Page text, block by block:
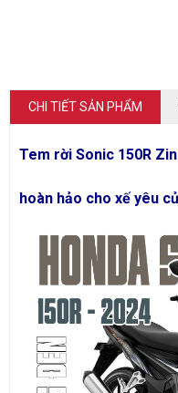
CHI TIẾT SẢN PHẨM
Tem rời Sonic 150R
hoàn hảo cho xế yêu